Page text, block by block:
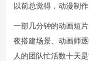
以前总觉得，动漫制
一部几分钟的动画短
夜搭建场景、动画师
人的团队忙活数十天